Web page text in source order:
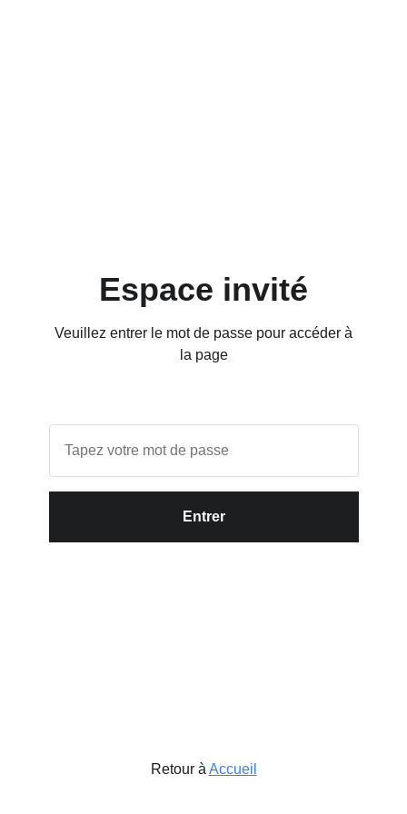
Espace invité
Veuillez entrer le mot de passe pour accéder à
la page
Entrer
Retour à Accueil